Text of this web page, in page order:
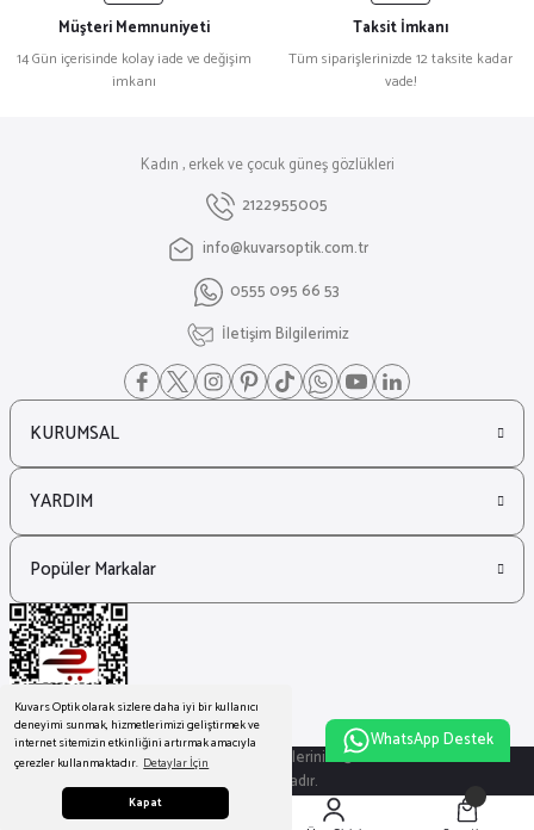
Kuvars Optik olarak sizlere daha iyi bir kullanıcı
deneyimi sunmak, hizmetlerimizi geliştirmek ve
internet sitemizin etkinliğini artırmak amacıyla
çerezler kullanmaktadır. Detaylar İçin
Kapat
Müşteri Memnuniyeti
14 Gün içerisinde kolay iade ve değişim
imkanı
Taksit İmkanı
Tüm siparişlerinizde 12 taksite kadar
vade!
Kadın , erkek ve çocuk güneş gözlükleri
2122955005
info@kuvarsoptik.com.tr
0555 095 66 53
İletişim Bilgilerimiz
KURUMSAL
YARDIM
Popüler Markalar
© Tüm Hakları Saklıdır. Kredi kartı bilgileriniz 256bit SSL sertifikası ile
korunmaktadır.
WhatsApp Destek
ile